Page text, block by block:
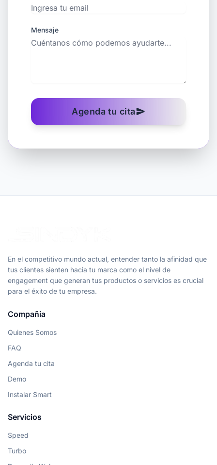
Mensaje
Agenda tu citasend
En el competitivo mundo actual, entender tanto la afinidad que
tus clientes sienten hacia tu marca como el nivel de
engagement que generan tus productos o servicios es crucial
para el éxito de tu empresa.
Compañia
Quienes Somos
FAQ
Agenda tu cita
Demo
Instalar Smart
Servicios
Speed
Turbo